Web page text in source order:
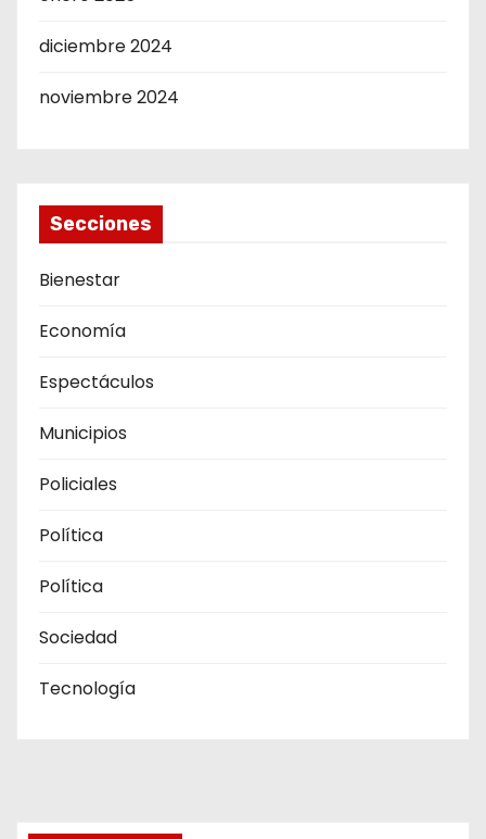
diciembre 2024
noviembre 2024
Secciones
Bienestar
Economía
Espectáculos
Municipios
Policiales
Política
Política
Sociedad
Tecnología